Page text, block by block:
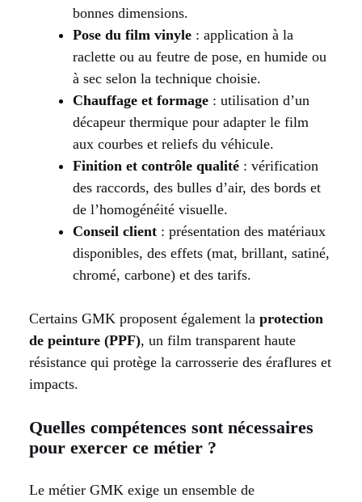
bonnes dimensions.
Pose du film vinyle : application à la
raclette ou au feutre de pose, en humide ou
à sec selon la technique choisie.
Chauffage et formage : utilisation d’un
décapeur thermique pour adapter le film
aux courbes et reliefs du véhicule.
Finition et contrôle qualité : vérification
des raccords, des bulles d’air, des bords et
de l’homogénéité visuelle.
Conseil client : présentation des matériaux
disponibles, des effets (mat, brillant, satiné,
chromé, carbone) et des tarifs.
Certains GMK proposent également la protection
de peinture (PPF), un film transparent haute
résistance qui protège la carrosserie des éraflures et
impacts.
Quelles compétences sont nécessaires
pour exercer ce métier ?
Le métier GMK exige un ensemble de